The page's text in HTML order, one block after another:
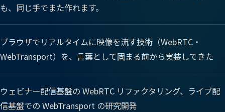
も、同じ手でまた作れます。
ブラウザでリアルタイムに映像を流す技術（WebRTC・
WebTransport）を、言葉として固まる前から実装してきた
ウェビナー配信基盤の WebRTC リファクタリング、ライブ配
信基盤での WebTransport の研究開発